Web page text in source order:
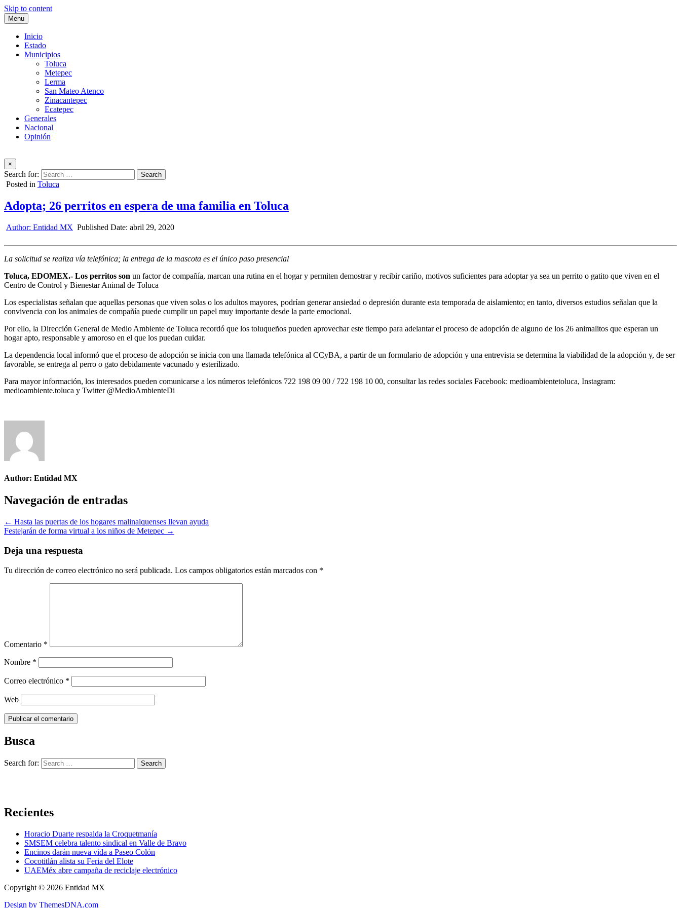
Skip to content
Menu
Inicio
Estado
Municipios
Toluca
Metepec
Lerma
San Mateo Atenco
Zinacantepec
Ecatepec
Generales
Nacional
Opinión
×
Search for:
Posted in Toluca
Adopta; 26 perritos en espera de una familia en Toluca
Author: Entidad MX Published Date: abril 29, 2020
La solicitud se realiza vía telefónica; la entrega de la mascota es el único paso presencial
Toluca, EDOMEX.- Los perritos son un factor de compañía, marcan una rutina en el hogar y permiten demostrar y recibir cariño, motivos suficientes para adoptar ya sea un perrito o gatito que viven en el
Centro de Control y Bienestar Animal de Toluca
Los especialistas señalan que aquellas personas que viven solas o los adultos mayores, podrían generar ansiedad o depresión durante esta temporada de aislamiento; en tanto, diversos estudios señalan que la
convivencia con los animales de compañía puede cumplir un papel muy importante desde la parte emocional.
Por ello, la Dirección General de Medio Ambiente de Toluca recordó que los toluqueños pueden aprovechareste tiempo para adelantar el proceso de adopción de alguno de los 26 animalitos que esperan un
hogar apto, responsable y amoroso en el que los puedan cuidar.
La dependencia local informó que el proceso de adopción se inicia con una llamada telefónica al CCyBA, a partir de un formulario de adopción y una entrevista se determina la viabilidad de la adopción y, de ser
favorable, se entrega al perro o gato debidamente vacunado y esterilizado.
Para mayor información, los interesados pueden comunicarse a los números telefónicos 722 198 09 00 / 722 198 10 00, consultar las redes sociales Facebook: medioambientetoluca, Instagram:
medioambiente.toluca y Twitter @MedioAmbienteDi
Author: Entidad MX
Navegación de entradas
← Hasta las puertas de los hogares malinalquenses llevan ayuda
Festejarán de forma virtual a los niños de Metepec →
Deja una respuesta
Tu dirección de correo electrónico no será publicada. Los campos obligatorios están marcados con *
Comentario *
Nombre *
Correo electrónico *
Web
Busca
Search for:
Recientes
Horacio Duarte respalda la Croquetmanía
SMSEM celebra talento sindical en Valle de Bravo
Encinos darán nueva vida a Paseo Colón
Cocotitlán alista su Feria del Elote
UAEMéx abre campaña de reciclaje electrónico
Copyright © 2026 Entidad MX
Design by ThemesDNA.com